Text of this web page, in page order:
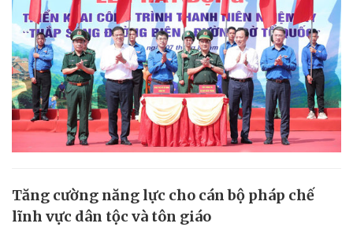
Tăng cường năng lực cho cán bộ pháp chế
lĩnh vực dân tộc và tôn giáo